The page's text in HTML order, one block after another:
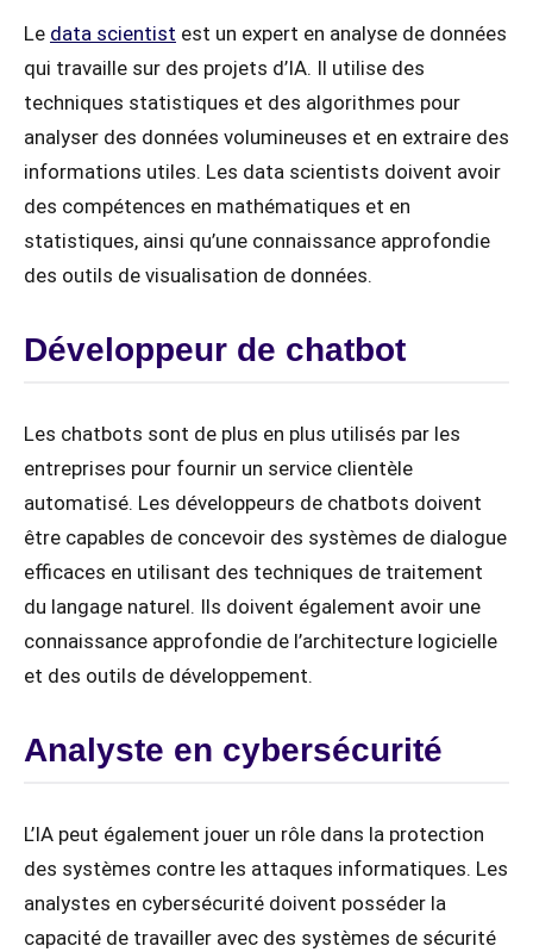
Le data scientist est un expert en analyse de données
qui travaille sur des projets d’IA. Il utilise des
techniques statistiques et des algorithmes pour
analyser des données volumineuses et en extraire des
informations utiles. Les data scientists doivent avoir
des compétences en mathématiques et en
statistiques, ainsi qu’une connaissance approfondie
des outils de visualisation de données.
Développeur de chatbot
Les chatbots sont de plus en plus utilisés par les
entreprises pour fournir un service clientèle
automatisé. Les développeurs de chatbots doivent
être capables de concevoir des systèmes de dialogue
efficaces en utilisant des techniques de traitement
du langage naturel. Ils doivent également avoir une
connaissance approfondie de l’architecture logicielle
et des outils de développement.
Analyste en cybersécurité
L’IA peut également jouer un rôle dans la protection
des systèmes contre les attaques informatiques. Les
analystes en cybersécurité doivent posséder la
capacité de travailler avec des systèmes de sécurité